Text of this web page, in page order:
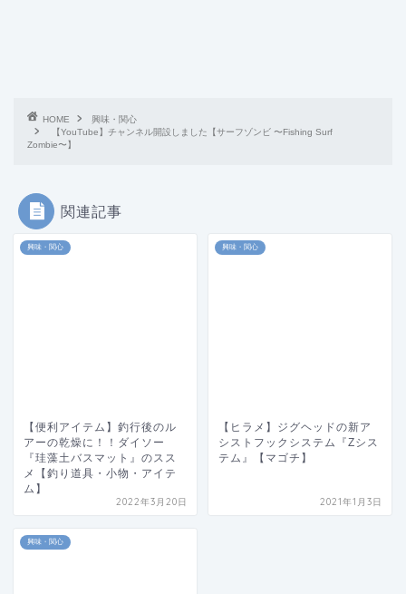
HOME
興味・関心
【YouTube】チャンネル開設しました【サーフゾンビ 〜Fishing Surf
Zombie〜】
関連記事
興味・関心
【便利アイテム】釣行後のル
アーの乾燥に！！ダイソー
『珪藻土バスマット』のスス
メ【釣り道具・小物・アイテ
ム】
2022年3月20日
興味・関心
【ヒラメ】ジグヘッドの新ア
シストフックシステム『Zシス
テム』【マゴチ】
2021年1月3日
興味・関心